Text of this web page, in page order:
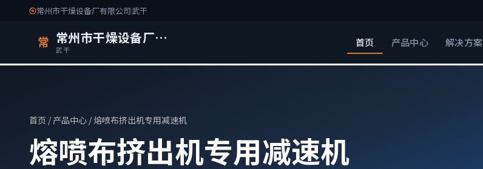
常州市干燥设备厂有限公司武干
常 常州市干燥设备厂有限公司
武干
首页 产品中心 解决方案
首页 / 产品中心 / 熔喷布挤出机专用减速机
熔喷布挤出机专用减速机